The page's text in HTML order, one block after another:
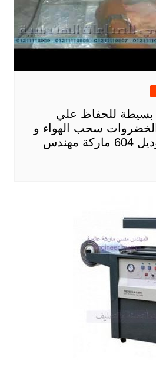
بسيطة للحفاظ علي
سحب الهواء و
لحام الاكياس بموديل 604 ماركة مهندس